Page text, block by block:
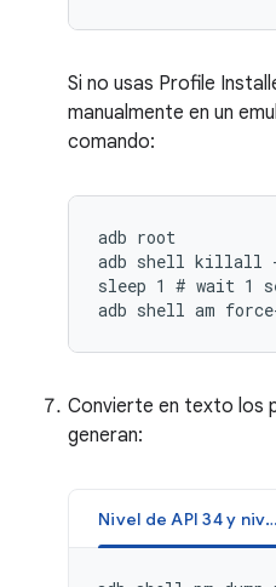
Si no usas Profile
manualmente en un
comando:
adb root
adb shell killall -s
sleep 1 # wait 1
adb shell am
Convierte en texto los
generan:
Nivel de API 34 y niveles superiores